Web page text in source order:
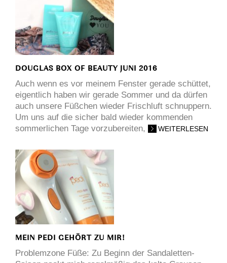
DOUGLAS BOX OF BEAUTY JUNI 2016
Auch wenn es vor meinem Fenster gerade schüttet,
eigentlich haben wir gerade Sommer und da dürfen
auch unsere Füßchen wieder Frischluft schnuppern.
Um uns auf die sicher bald wieder kommenden
sommerlichen Tage vorzubereiten,
WEITERLESEN
MEIN PEDI GEHÖRT ZU MIR!
Problemzone Füße: Zu Beginn der Sandaletten-